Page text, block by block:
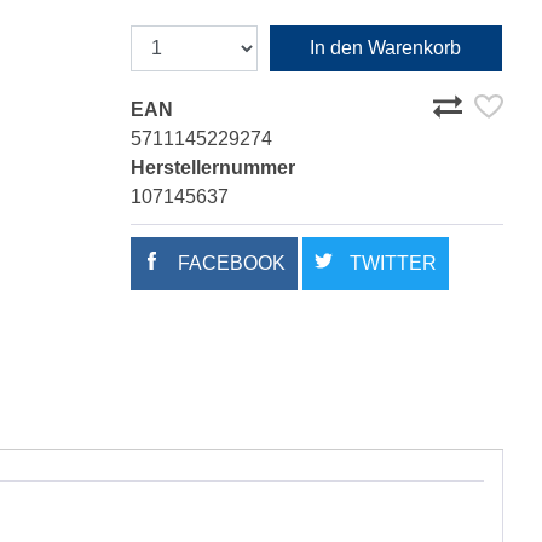
In den Warenkorb
EAN
5711145229274
Herstellernummer
107145637
FACEBOOK TWITTER